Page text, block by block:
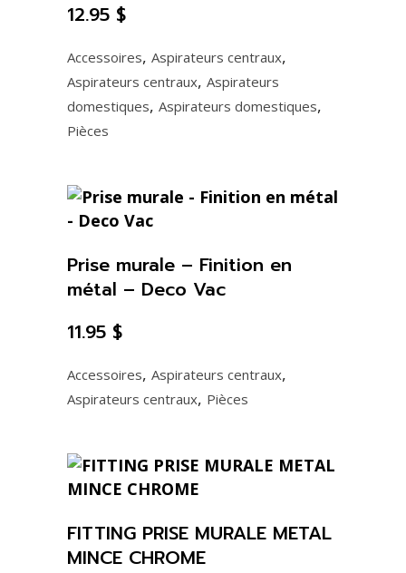
Accessoires, Aspirateurs centraux,
Aspirateurs centraux, Aspirateurs
domestiques, Aspirateurs domestiques,
Pièces
12.95 $
Accessoires, Aspirateurs centraux,
Aspirateurs centraux, Pièces
Prise murale – Finition en
métal – Deco Vac
11.95 $
FITTING PRISE MURALE METAL
MINCE CHROME